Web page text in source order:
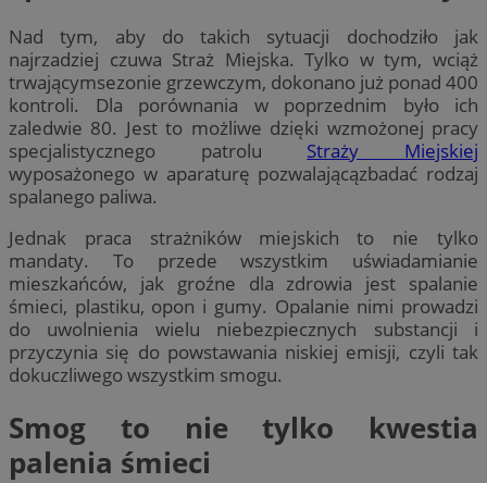
Nad tym, aby do takich sytuacji dochodziło jak
najrzadziej czuwa Straż Miejska. Tylko w tym, wciąż
trwającymsezonie grzewczym, dokonano już ponad 400
kontroli. Dla porównania w poprzednim było ich
zaledwie 80. Jest to możliwe dzięki wzmożonej pracy
specjalistycznego patrolu Straży Miejskiej
wyposażonego w aparaturę pozwalającązbadać rodzaj
spalanego paliwa.
Jednak praca strażników miejskich to nie tylko
mandaty. To przede wszystkim uświadamianie
mieszkańców, jak groźne dla zdrowia jest spalanie
śmieci, plastiku, opon i gumy. Opalanie nimi prowadzi
do uwolnienia wielu niebezpiecznych substancji i
przyczynia się do powstawania niskiej emisji, czyli tak
dokuczliwego wszystkim smogu.
Smog to nie tylko kwestia
palenia śmieci